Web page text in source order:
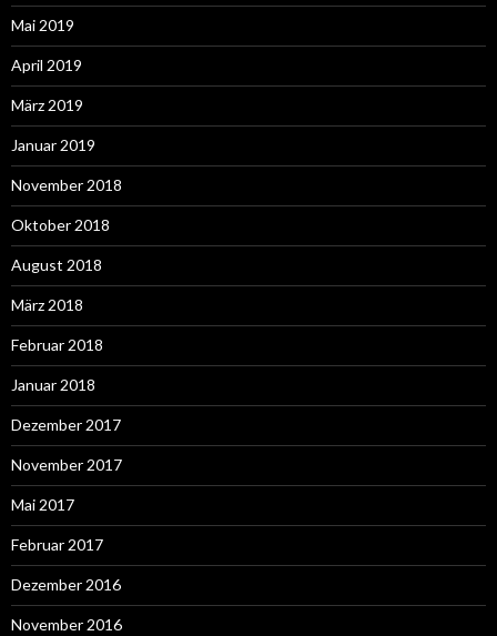
Mai 2019
April 2019
März 2019
Januar 2019
November 2018
Oktober 2018
August 2018
März 2018
Februar 2018
Januar 2018
Dezember 2017
November 2017
Mai 2017
Februar 2017
Dezember 2016
November 2016